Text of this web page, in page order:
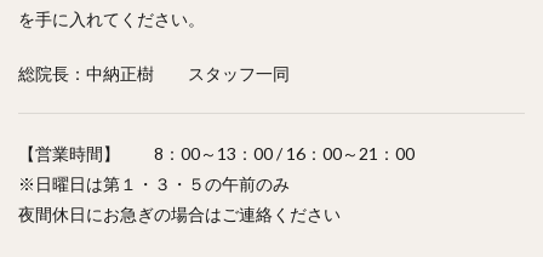
を手に入れてください。
総院長：中納正樹 スタッフ一同
【営業時間】 8：00～13：00 / 16：00～21：00
※日曜日は第１・３・５の午前のみ
夜間休日にお急ぎの場合はご連絡ください